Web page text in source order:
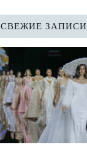
СВЕЖИЕ ЗАПИСИ